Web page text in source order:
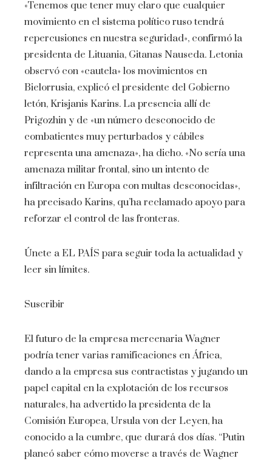
«Tenemos que tener muy claro que cualquier
movimiento en el sistema político ruso tendrá
repercusiones en nuestra seguridad», confirmó la
presidenta de Lituania, Gitanas Nauseda. Letonia
observó con «cautela» los movimientos en
Bielorrusia, explicó el presidente del Gobierno
letón, Krisjanis Karins. La presencia allí de
Prigozhin y de «un número desconocido de
combatientes muy perturbados y cábiles
representa una amenaza», ha dicho. «No sería una
amenaza militar frontal, sino un intento de
infiltración en Europa con multas desconocidas»,
ha precisado Karins, qu’ha reclamado apoyo para
reforzar el control de las fronteras.
Únete a EL PAÍS para seguir toda la actualidad y
leer sin límites.
Suscribir
El futuro de la empresa mercenaria Wagner
podría tener varias ramificaciones en África,
dando a la empresa sus contractistas y jugando un
papel capital en la explotación de los recursos
naturales, ha advertido la presidenta de la
Comisión Europea, Ursula von der Leyen, ha
conocido a la cumbre, que durará dos días. “Putin
planeó saber cómo moverse a través de Wagner